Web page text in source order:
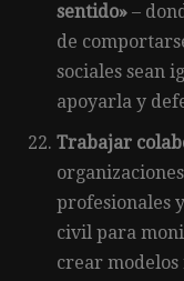
sentido» –
de
sociales sean
apoyarla y
Trabajar
profesionales
civil para
crear modelos